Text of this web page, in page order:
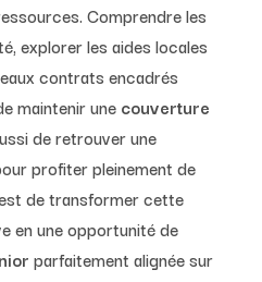
Comprendre les
explorer les aides locales
contrats encadrés
maintenir une couverture
de retrouver une
profiter pleinement de
de transformer cette
en une opportunité de
parfaitement alignée sur